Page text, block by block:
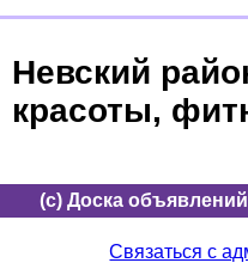
Невский
красоты,
(c) Доска
Связаться с